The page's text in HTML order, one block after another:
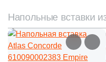
Напольные вставки